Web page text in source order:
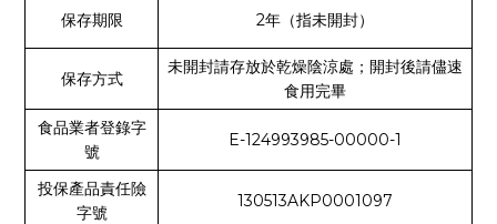
保存期限 2年（指未開封）
保存方式
未開封請存放於乾燥陰涼處；開封後請儘速
食用完畢
食品業者登錄字
號
E-124993985-00000-1
投保產品責任險
字號
130513AKP0001097